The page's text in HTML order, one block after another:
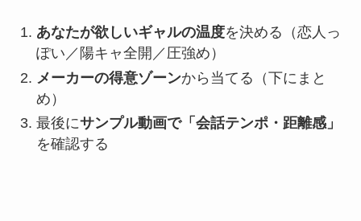
あなたが欲しいギャルの温度を決める（恋人っ
ぽい／陽キャ全開／圧強め）
メーカーの得意ゾーンから当てる（下にまと
め）
最後にサンプル動画で「会話テンポ・距離感」
を確認する